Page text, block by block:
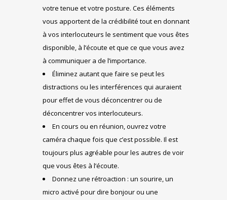
votre tenue et votre posture. Ces éléments
vous apportent de la crédibilité tout en donnant
à vos interlocuteurs le sentiment que vous êtes
disponible, à l’écoute et que ce que vous avez
à communiquer a de l’importance.
Éliminez autant que faire se peut les
distractions ou les interférences qui auraient
pour effet de vous déconcentrer ou de
déconcentrer vos interlocuteurs.
En cours ou en réunion, ouvrez votre
caméra chaque fois que c’est possible. Il est
toujours plus agréable pour les autres de voir
que vous êtes à l’écoute.
Donnez une rétroaction : un sourire, un
micro activé pour dire bonjour ou une